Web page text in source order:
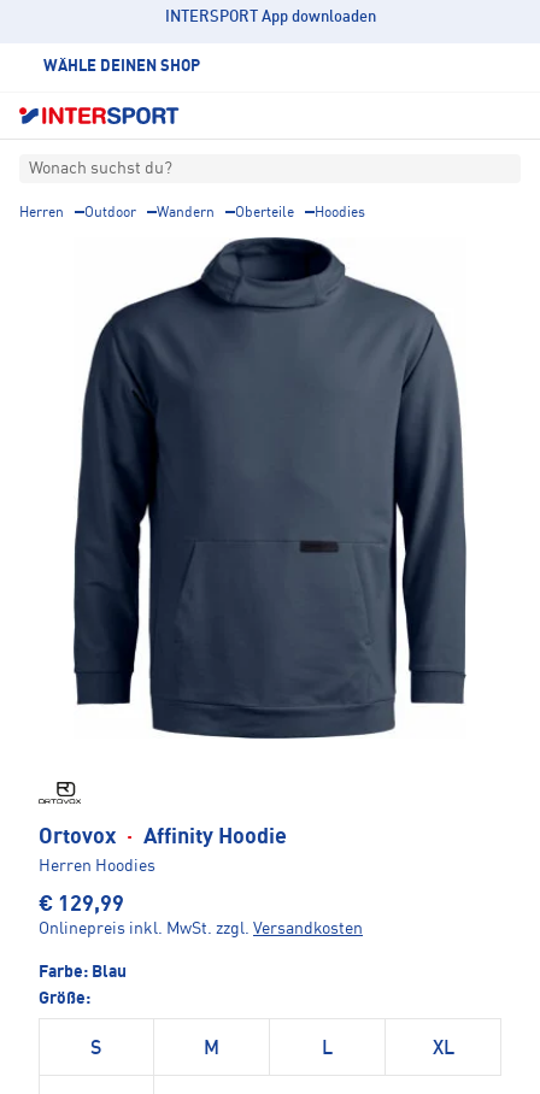
INTERSPORT App downloaden
WÄHLE DEINEN SHOP
Wonach suchst du?
Herren Outdoor Wandern Oberteile Hoodies
Ortovox · Affinity Hoodie
Herren Hoodies
€ 129,99
Onlinepreis inkl. MwSt. zzgl. Versandkosten
Farbe: Blau
Größe:
S M L XL